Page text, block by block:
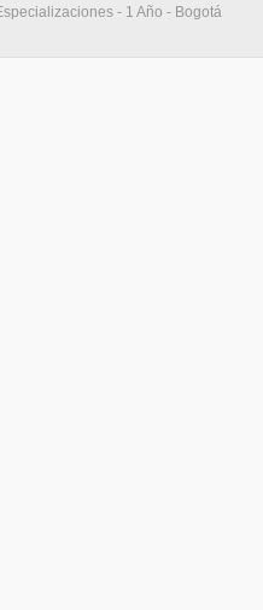
- 1 Año - Bogotá